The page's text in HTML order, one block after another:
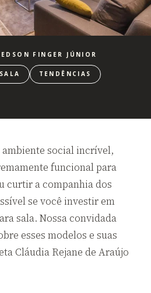
FINGER JÚNIOR
SALA TENDÊNCIAS
ambiente social incrível,
funcional para
curtir a companhia dos
se você investir em
sala. Nossa convidada
esses modelos e suas
Cláudia Rejane de Araújo